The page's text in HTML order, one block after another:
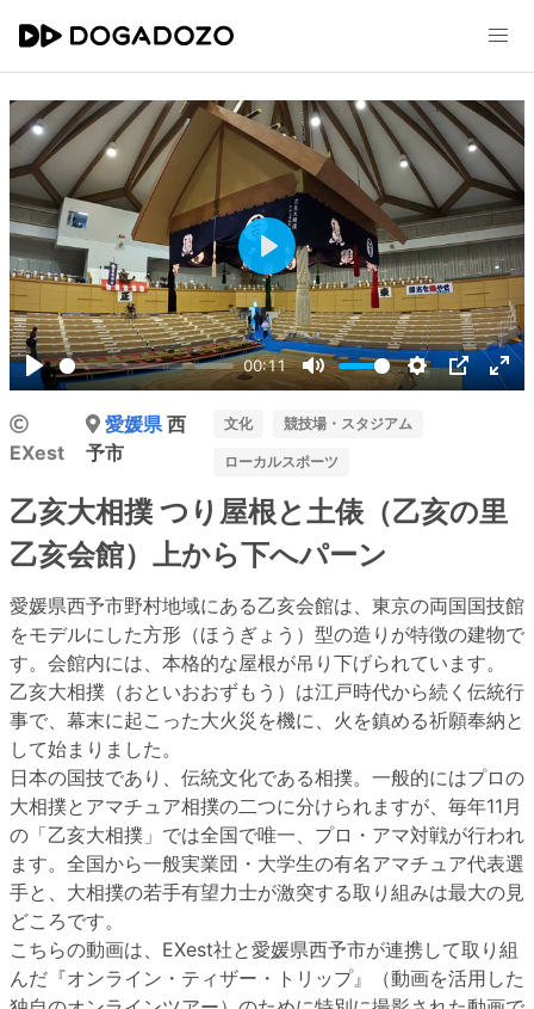
Play
00:11
Mute Settings
PIP
Play
EXest
愛媛県西
予市
文化 競技場・スタジアム
ローカルスポーツ
乙亥大相撲 つり屋根と土俵（乙亥の里
乙亥会館）上から下へパーン
愛媛県西予市野村地域にある乙亥会館は、東京の両国国技館
をモデルにした方形（ほうぎょう）型の造りが特徴の建物で
す。会館内には、本格的な屋根が吊り下げられています。
乙亥大相撲（おといおおずもう）は江戸時代から続く伝統行
事で、幕末に起こった大火災を機に、火を鎮める祈願奉納と
して始まりました。
日本の国技であり、伝統文化である相撲。一般的にはプロの
大相撲とアマチュア相撲の二つに分けられますが、毎年11月
の「乙亥大相撲」では全国で唯一、プロ・アマ対戦が行われ
ます。全国から一般実業団・大学生の有名アマチュア代表選
手と、大相撲の若手有望力士が激突する取り組みは最大の見
どころです。
こちらの動画は、EXest社と愛媛県西予市が連携して取り組
んだ『オンライン・ティザー・トリップ』（動画を活用した